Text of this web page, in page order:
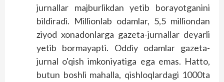
jurnallar majburlikdan yetib borayotganini
bildiradi. Millionlab odamlar, 5,5 milliondan
ziyod xonadonlarga gazeta-jurnallar deyarli
yetib bormayapti. Oddiy odamlar gazeta-
jurnal o'qish imkoniyatiga ega emas. Hatto,
butun boshli mahalla, qish­loqlardagi 1000ta